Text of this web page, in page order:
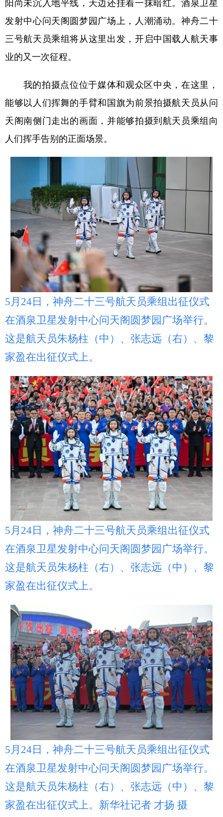
发射中心问天阁圆梦园广场上，人潮涌动。神舟二十
三号航天员乘组将从这里出发，开启中国载人航天事
业的又一次征程。
我的拍摄点位位于媒体和观众区中央，在这里，
能够以人们挥舞的手臂和国旗为前景拍摄航天员从问
天阁南侧门走出的画面，并能够拍摄到航天员乘组向
人们挥手告别的正面场景。
5月24日，神舟二十三号航天员乘组出征仪式
在酒泉卫星发射中心问天阁圆梦园广场举行。
这是航天员朱杨柱（中）、张志远（右）、黎
家盈在出征仪式上。
5月24日，神舟二十三号航天员乘组出征仪式
在酒泉卫星发射中心问天阁圆梦园广场举行。
这是航天员朱杨柱（右）、张志远（中）、黎
家盈在出征仪式上。
5月24日，神舟二十三号航天员乘组出征仪式
在酒泉卫星发射中心问天阁圆梦园广场举行。
这是航天员朱杨柱（右）、张志远（中）、黎
家盈在出征仪式上。新华社记者 才扬 摄